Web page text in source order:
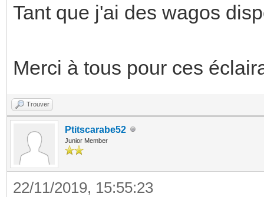
Tant que j'ai des wagos
Merci à tous pour ces
Trouver
Ptitscarabe52
Junior Member
22/11/2019, 15:55:23